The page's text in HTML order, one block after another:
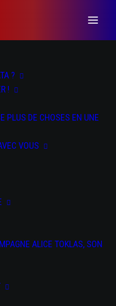
?
!
PLUS DE CHOSES EN UNE
VOUS
ALICE TOKLAS, SON